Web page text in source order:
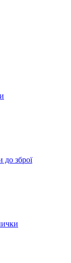
до зброї